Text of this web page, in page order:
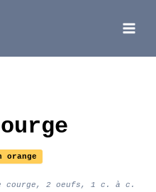
Main
Menu
orange
courge, 2 oeufs, 1 c. à c.